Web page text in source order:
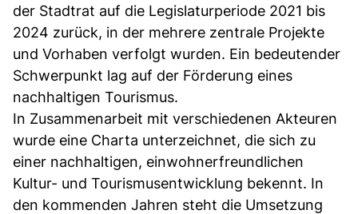
der Stadtrat auf die Legislaturperiode 2021 bis
2024 zurück, in der mehrere zentrale Projekte
und Vorhaben verfolgt wurden. Ein bedeutender
Schwerpunkt lag auf der Förderung eines
nachhaltigen Tourismus.
In Zusammenarbeit mit verschiedenen Akteuren
wurde eine Charta unterzeichnet, die sich zu
einer nachhaltigen, einwohnerfreundlichen
Kultur- und Tourismusentwicklung bekennt. In
den kommenden Jahren steht die Umsetzung